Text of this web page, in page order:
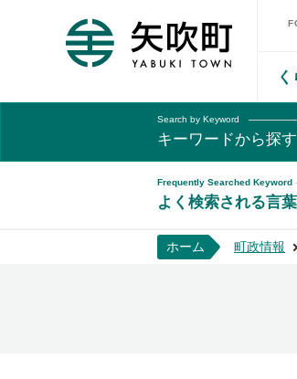
矢吹町
Search by Keyword
キーワードから探す
Frequently Searched Keyword
よく検索される言葉
ホーム 町政情報